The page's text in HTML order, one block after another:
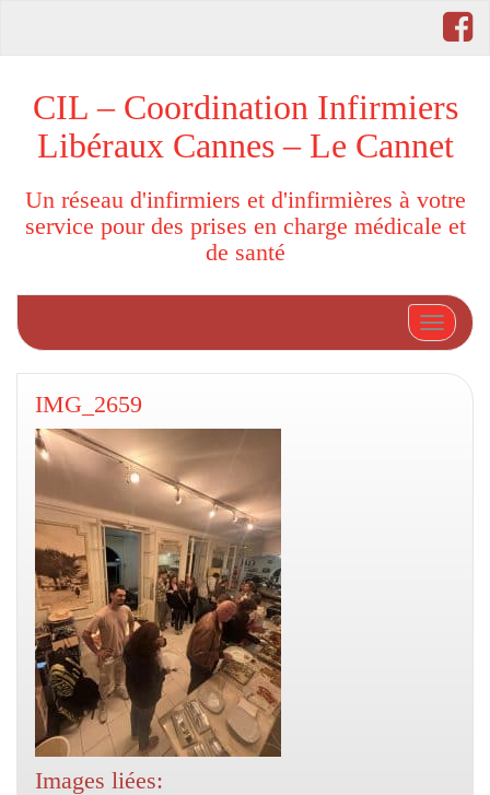
CIL – Coordination Infirmiers
Libéraux Cannes – Le Cannet
Un réseau d'infirmiers et d'infirmières à votre
service pour des prises en charge médicale et
de santé
IMG_2659
Images liées: